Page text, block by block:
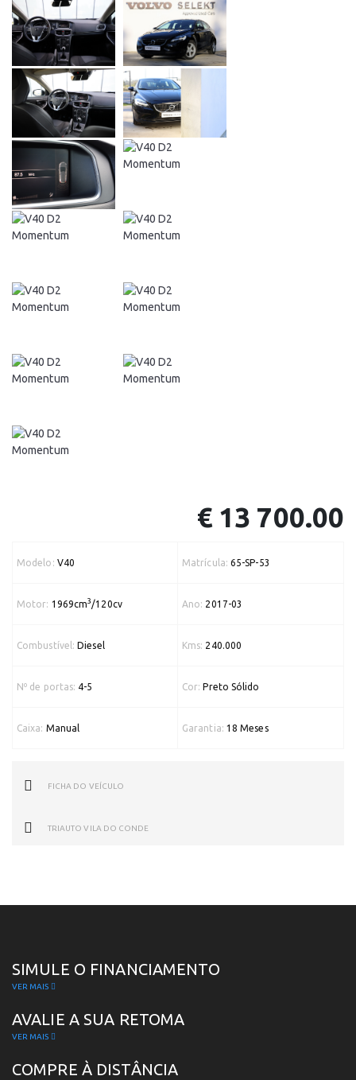
€ 13 700.00
Modelo: V40 Matrícula: 65-SP-53
Motor: 1969cm3/120cv Ano: 2017-03
Combustível: Diesel Kms: 240.000
Nº de portas: 4-5 Cor: Preto Sólido
Caixa: Manual Garantia: 18 Meses
FICHA DO VEÍCULO
TRIAUTO VILA DO CONDE
SIMULE O FINANCIAMENTO
VER MAIS
AVALIE A SUA RETOMA
VER MAIS
COMPRE À DISTÂNCIA